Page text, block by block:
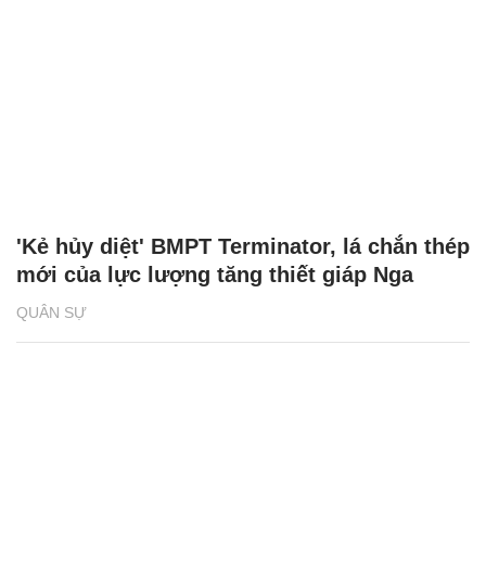
QUÂN SỰ
'Kẻ hủy diệt' BMPT Terminator, lá chắn thép
mới của lực lượng tăng thiết giáp Nga